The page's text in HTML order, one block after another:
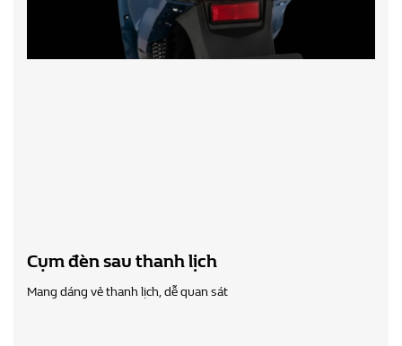
Cụm đèn sau thanh lịch
Mang dáng vẻ thanh lịch, dễ quan sát